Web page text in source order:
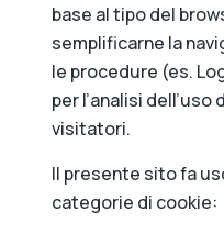
base al tipo del
semplificarne la
le procedure (es.
per l’analisi
visitatori.
Il presente sito fa
categorie di cookie: